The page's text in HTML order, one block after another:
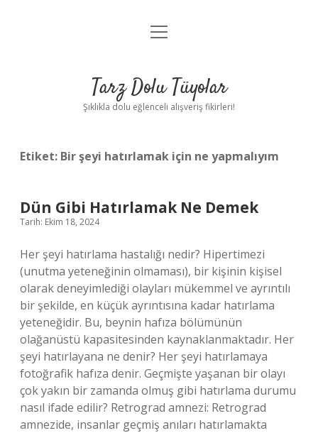
Anasayfa
Yasal Uyarı
menüyü
Tarz Dolu Tüyolar
Şıklıkla dolu eğlenceli alışveriş fikirleri!
Etiket: Bir şeyi hatırlamak için ne yapmalıyım
Dün Gibi Hatırlamak Ne Demek
Tarih: Ekim 18, 2024
Her şeyi hatırlama hastalığı nedir? Hipertimezi
(unutma yeteneğinin olmaması), bir kişinin kişisel
olarak deneyimlediği olayları mükemmel ve ayrıntılı
bir şekilde, en küçük ayrıntısına kadar hatırlama
yeteneğidir. Bu, beynin hafıza bölümünün
olağanüstü kapasitesinden kaynaklanmaktadır. Her
şeyi hatırlayana ne denir? Her şeyi hatırlamaya
fotoğrafik hafıza denir. Geçmişte yaşanan bir olayı
çok yakın bir zamanda olmuş gibi hatırlama durumu
nasıl ifade edilir? Retrograd amnezi: Retrograd
amnezide, insanlar geçmiş anıları hatırlamakta